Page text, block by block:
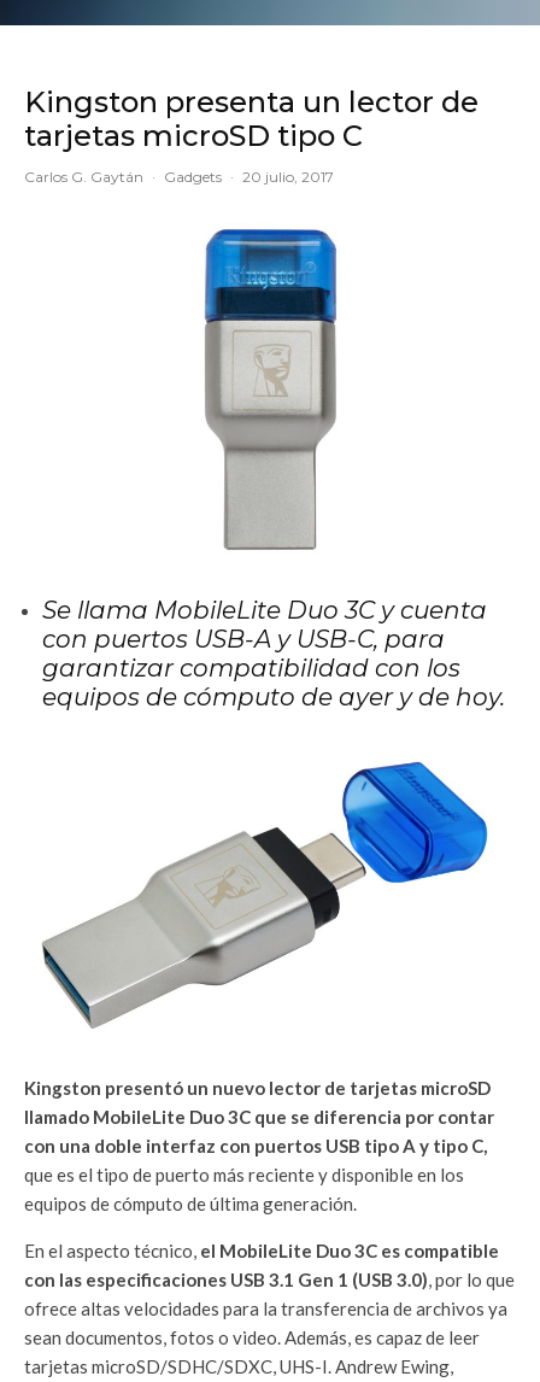
Kingston presenta un lector de
tarjetas microSD tipo C
Carlos G. Gaytán · Gadgets · 20 julio, 2017
Se llama MobileLite Duo 3C y cuenta
con puertos USB-A y USB-C, para
garantizar compatibilidad con los
equipos de cómputo de ayer y de hoy.
Kingston presentó un nuevo lector de tarjetas microSD
llamado MobileLite Duo 3C que se diferencia por contar
con una doble interfaz con puertos USB tipo A y tipo C,
que es el tipo de puerto más reciente y disponible en los
equipos de cómputo de última generación.
En el aspecto técnico, el MobileLite Duo 3C es compatible
con las especificaciones USB 3.1 Gen 1 (USB 3.0) , por lo que
ofrece altas velocidades para la transferencia de archivos ya
sean documentos, fotos o video. Además, es capaz de leer
tarjetas microSD/SDHC/SDXC, UHS-I. Andrew Ewing,